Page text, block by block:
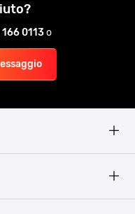
0113o